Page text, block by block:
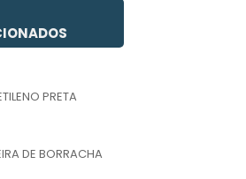
PRETA
DE BORRACHA